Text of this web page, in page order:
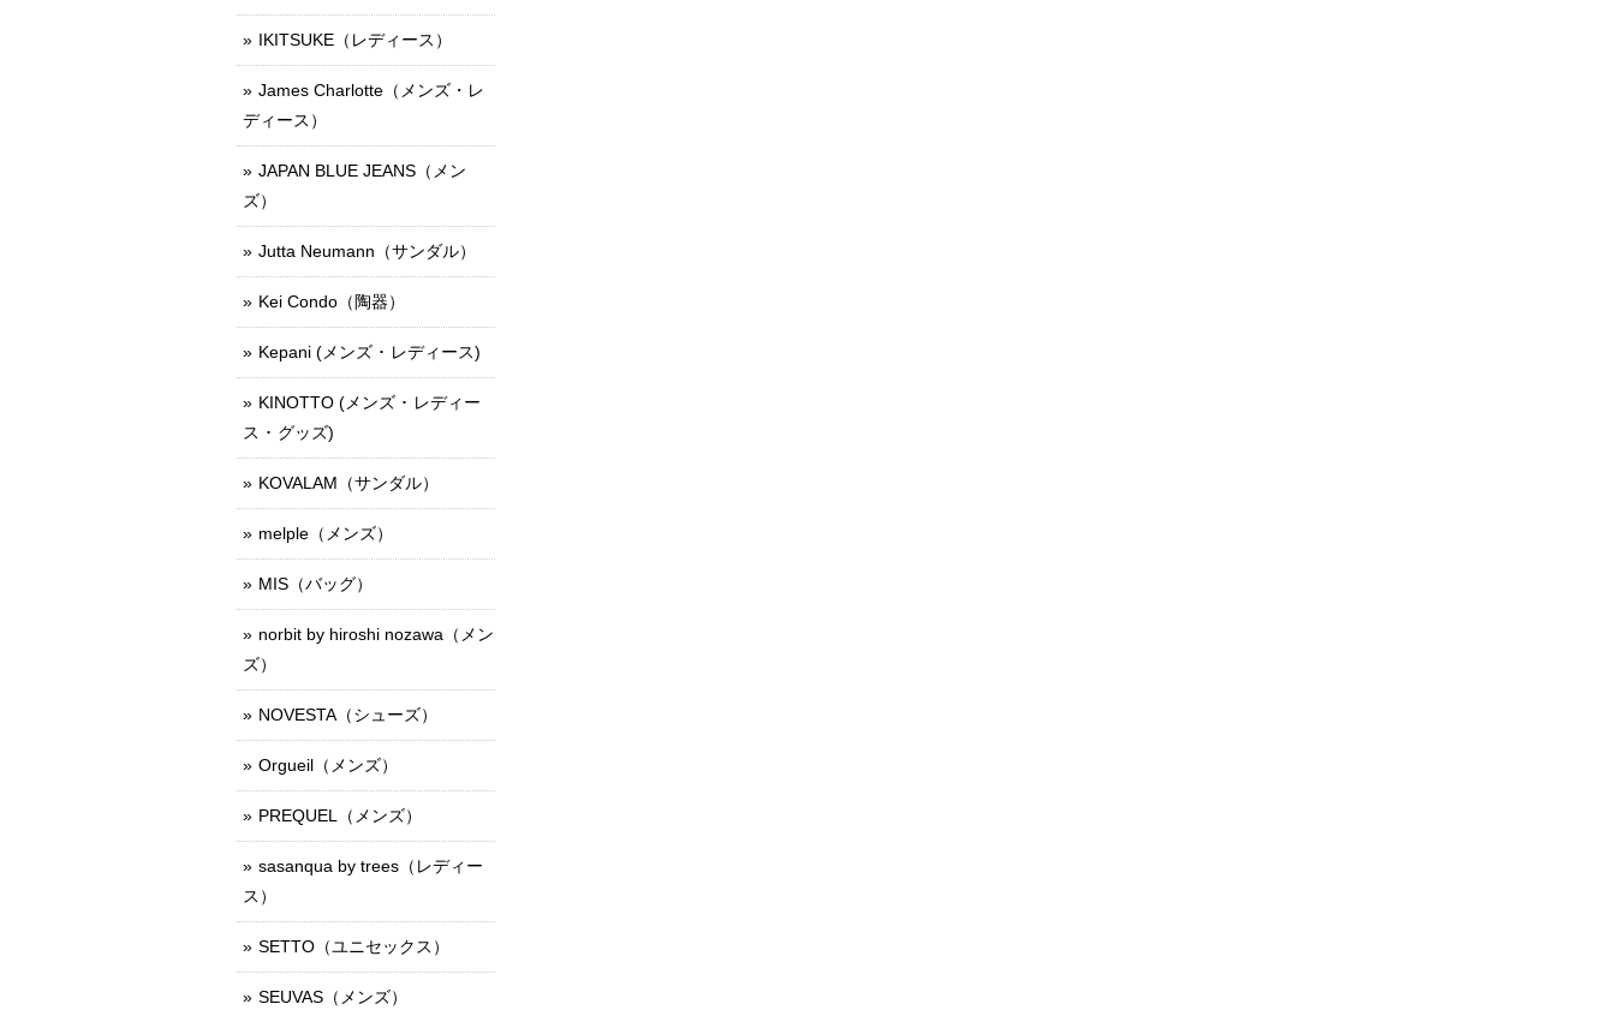
IKITSUKE（レディース）
James Charlotte（メンズ・レ
ディース）
JAPAN BLUE JEANS（メン
ズ）
Jutta Neumann（サンダル）
Kei Condo（陶器）
Kepani (メンズ ･ レディース)
KINOTTO (メンズ ･ レディー
ス ･ グッズ)
KOVALAM（サンダル）
melple（メンズ）
MIS（バッグ）
norbit by hiroshi nozawa（メン
ズ）
NOVESTA（シューズ）
Orgueil（メンズ）
PREQUEL（メンズ）
sasanqua by trees（レディー
ス）
SETTO（ユニセックス）
SEUVAS（メンズ）